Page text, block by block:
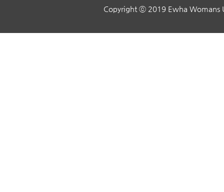
Copyright ⓒ 2019 Ewha Womans